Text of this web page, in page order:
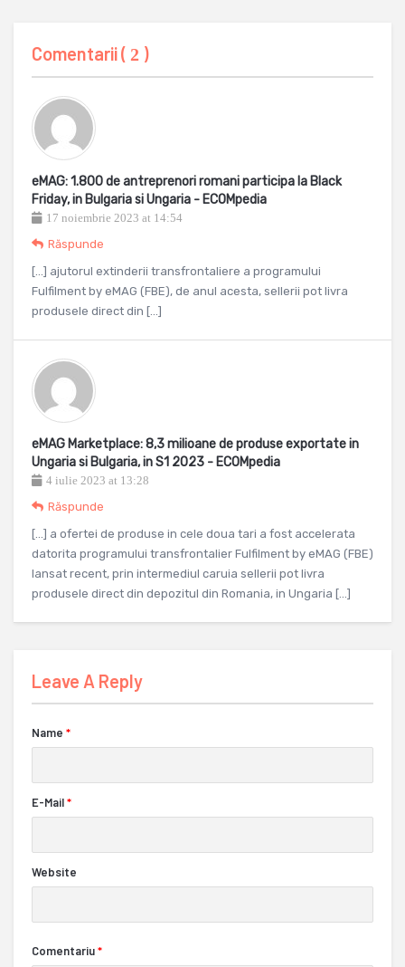
Comentarii ( 2 )
eMAG: 1.800 de antreprenori romani participa la Black
Friday, in Bulgaria si Ungaria - ECOMpedia
17 noiembrie 2023 at 14:54
Răspunde
[…] ajutorul extinderii transfrontaliere a programului
Fulfilment by eMAG (FBE), de anul acesta, sellerii pot livra
produsele direct din […]
eMAG Marketplace: 8,3 milioane de produse exportate in
Ungaria si Bulgaria, in S1 2023 - ECOMpedia
4 iulie 2023 at 13:28
Răspunde
[…] a ofertei de produse in cele doua tari a fost accelerata
datorita programului transfrontalier Fulfilment by eMAG (FBE)
lansat recent, prin intermediul caruia sellerii pot livra
produsele direct din depozitul din Romania, in Ungaria […]
Leave A Reply
Name *
E-Mail*
Website
Comentariu*